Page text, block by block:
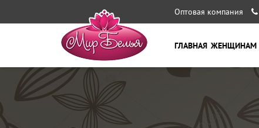
Оптовая компания
ГЛАВНАЯ ЖЕНЩИНАМ